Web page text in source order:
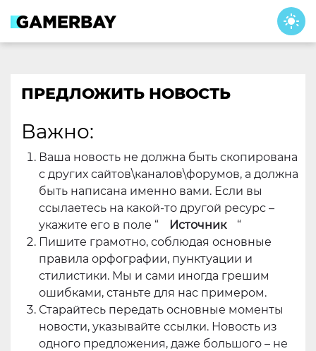
content
ПРЕДЛОЖИТЬ НОВОСТЬ
Важно:
Ваша новость не должна быть скопирована
с других сайтов\каналов\форумов, а должна
быть написана именно вами. Если вы
ссылаетесь на какой-то другой ресурс –
укажите его в поле “
Источник
“
Пишите грамотно, соблюдая основные
правила орфографии, пунктуации и
стилистики. Мы и сами иногда грешим
ошибками, станьте для нас примером.
Старайтесь передать основные моменты
новости, указывайте ссылки. Новость из
одного предложения, даже большого – не